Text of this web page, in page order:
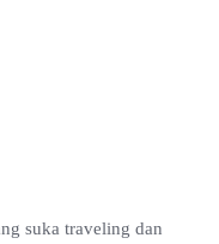
suka traveling dan